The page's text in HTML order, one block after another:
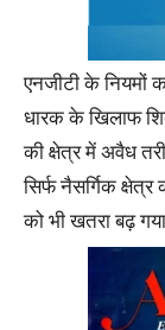
एनजीटी के नियमों
धारक के खिलाफ
की क्षेत्र में अवैध
सिर्फ नैसर्गिक
को भी खतरा बढ़